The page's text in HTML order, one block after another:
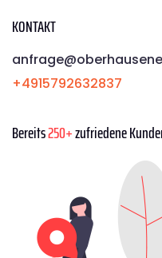
KONTAKT
+4915792632837
Bereits250+zufriedene